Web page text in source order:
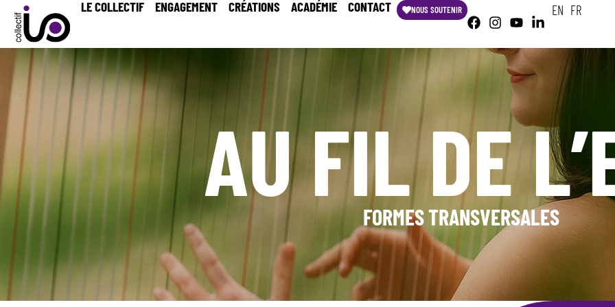
LE COLLECTIF ENGAGEMENT CRÉATIONS ACADÉMIE CONTACT NOUS SOUTENIR EN FR
AU FIL DE
FORMES TRANSVERSALES